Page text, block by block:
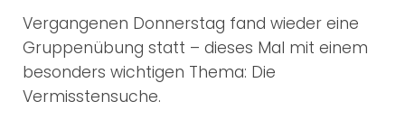
Vergangenen Donnerstag fand wieder eine
Gruppenübung statt – dieses Mal mit einem
besonders wichtigen Thema: Die
Vermisstensuche.